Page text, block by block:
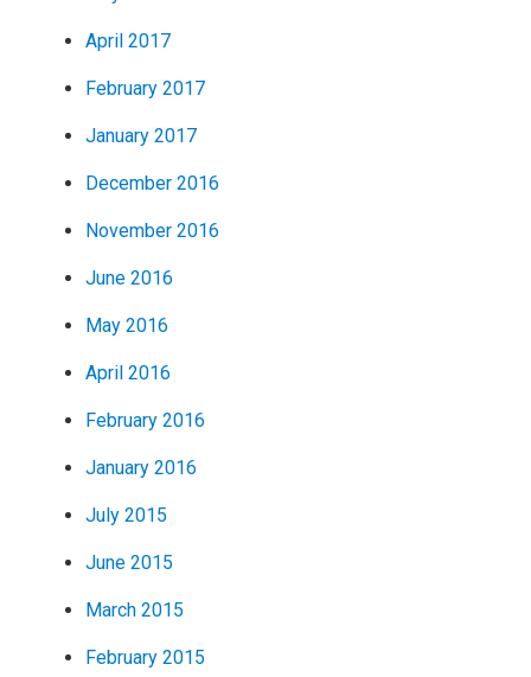
April 2017
February 2017
January 2017
December 2016
November 2016
June 2016
May 2016
April 2016
February 2016
January 2016
July 2015
June 2015
March 2015
February 2015